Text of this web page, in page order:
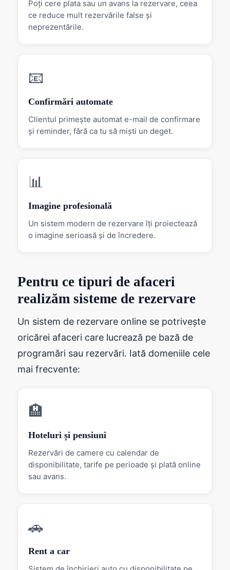
Poți cere plata sau un avans la rezervare, ceea
ce reduce mult rezervările false și
neprezentările.
📧
Confirmări automate
Clientul primește automat e-mail de confirmare
și reminder, fără ca tu să miști un deget.
📊
Imagine profesională
Un sistem modern de rezervare îți proiectează
o imagine serioasă și de încredere.
Pentru ce tipuri de afaceri
realizăm sisteme de rezervare
Un sistem de rezervare online se potrivește
oricărei afaceri care lucrează pe bază de
programări sau rezervări. Iată domeniile cele
mai frecvente:
🏨
Hoteluri și pensiuni
Rezervări de camere cu calendar de
disponibilitate, tarife pe perioade și plată online
sau avans.
🚗
Rent a car